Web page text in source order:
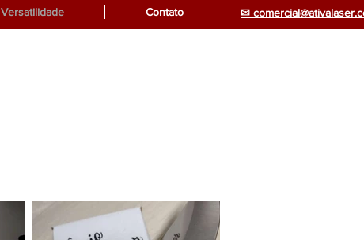
Versatilidade Contato ✉